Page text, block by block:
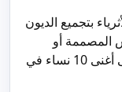
بتجميع الديون
المصممة أو
المنازل الفاخرة، ليس فقط الرجال بل حتى أغنى 10 نساء في